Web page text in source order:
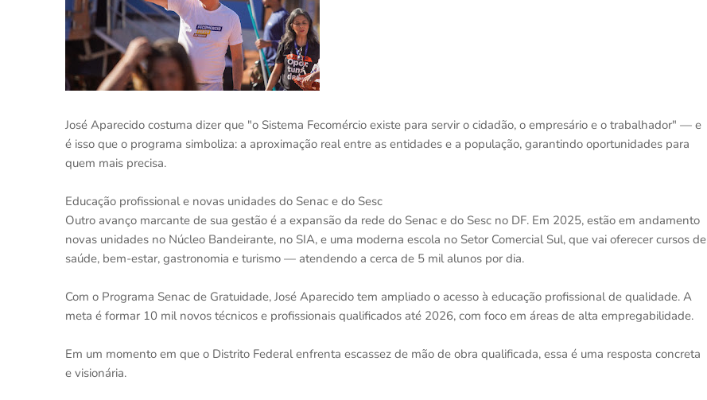
José Aparecido costuma dizer que "o Sistema Fecomércio existe para servir o cidadão, o empresário e o trabalhador" — e
é isso que o programa simboliza: a aproximação real entre as entidades e a população, garantindo oportunidades para
quem mais precisa.
Educação profissional e novas unidades do Senac e do Sesc
Outro avanço marcante de sua gestão é a expansão da rede do Senac e do Sesc no DF. Em 2025, estão em andamento
novas unidades no Núcleo Bandeirante, no SIA, e uma moderna escola no Setor Comercial Sul, que vai oferecer cursos de
saúde, bem-estar, gastronomia e turismo — atendendo a cerca de 5 mil alunos por dia.
Com o Programa Senac de Gratuidade, José Aparecido tem ampliado o acesso à educação profissional de qualidade. A
meta é formar 10 mil novos técnicos e profissionais qualificados até 2026, com foco em áreas de alta empregabilidade.
Em um momento em que o Distrito Federal enfrenta escassez de mão de obra qualificada, essa é uma resposta concreta
e visionária.